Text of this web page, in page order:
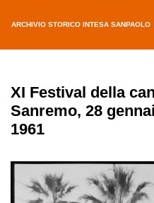
ARCHIVIO STORICO INTESA SANPAOLO
XI Festival della
Sanremo, 28
1961